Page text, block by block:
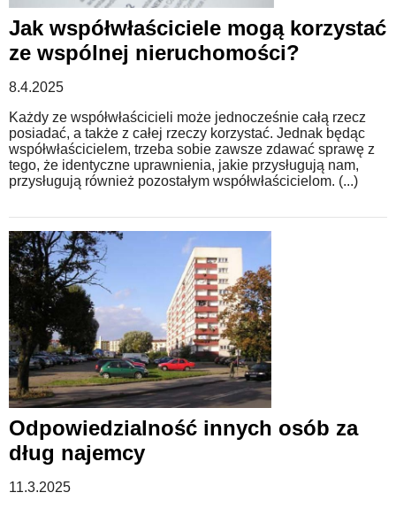
Jak współwłaściciele mogą korzystać
ze wspólnej nieruchomości?
8.4.2025
Każdy ze współwłaścicieli może jednocześnie całą rzecz
posiadać, a także z całej rzeczy korzystać. Jednak będąc
współwłaścicielem, trzeba sobie zawsze zdawać sprawę z
tego, że identyczne uprawnienia, jakie przysługują nam,
przysługują również pozostałym współwłaścicielom. (...)
Odpowiedzialność innych osób za
dług najemcy
11.3.2025